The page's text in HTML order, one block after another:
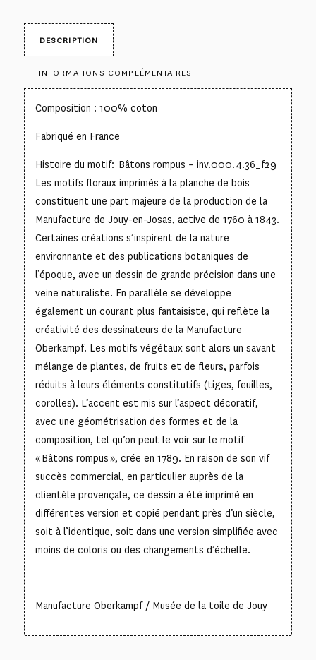
DESCRIPTION
INFORMATIONS COMPLÉMENTAIRES
Composition : 100% coton
Fabriqué en France
Histoire du motif: Bâtons rompus – inv.000.4.36_f29
Les motifs floraux imprimés à la planche de bois
constituent une part majeure de la production de la
Manufacture de Jouy-en-Josas, active de 1760 à 1843.
Certaines créations s’inspirent de la nature
environnante et des publications botaniques de
l’époque, avec un dessin de grande précision dans une
veine naturaliste. En parallèle se développe
également un courant plus fantaisiste, qui reflète la
créativité des dessinateurs de la Manufacture
Oberkampf. Les motifs végétaux sont alors un savant
mélange de plantes, de fruits et de fleurs, parfois
réduits à leurs éléments constitutifs (tiges, feuilles,
corolles). L’accent est mis sur l’aspect décoratif,
avec une géométrisation des formes et de la
composition, tel qu’on peut le voir sur le motif
« Bâtons rompus », crée en 1789. En raison de son vif
succès commercial, en particulier auprès de la
clientèle provençale, ce dessin a été imprimé en
différentes version et copié pendant près d’un siècle,
soit à l’identique, soit dans une version simplifiée avec
moins de coloris ou des changements d’échelle.
Manufacture Oberkampf / Musée de la toile de Jouy